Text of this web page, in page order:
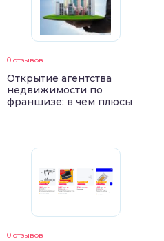
0 отзывов
Открытие агентства
недвижимости по
франшизе: в чем плюсы
0 отзывов